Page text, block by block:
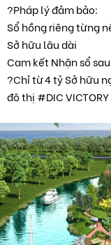
?Pháp lý đảm bảo:
Sổ hồng riêng từng
Sở hữu lâu dài
Cam kết Nhận sổ
?Chỉ từ 4 tỷ Sở hữu
đô thị #DIC VICTORY